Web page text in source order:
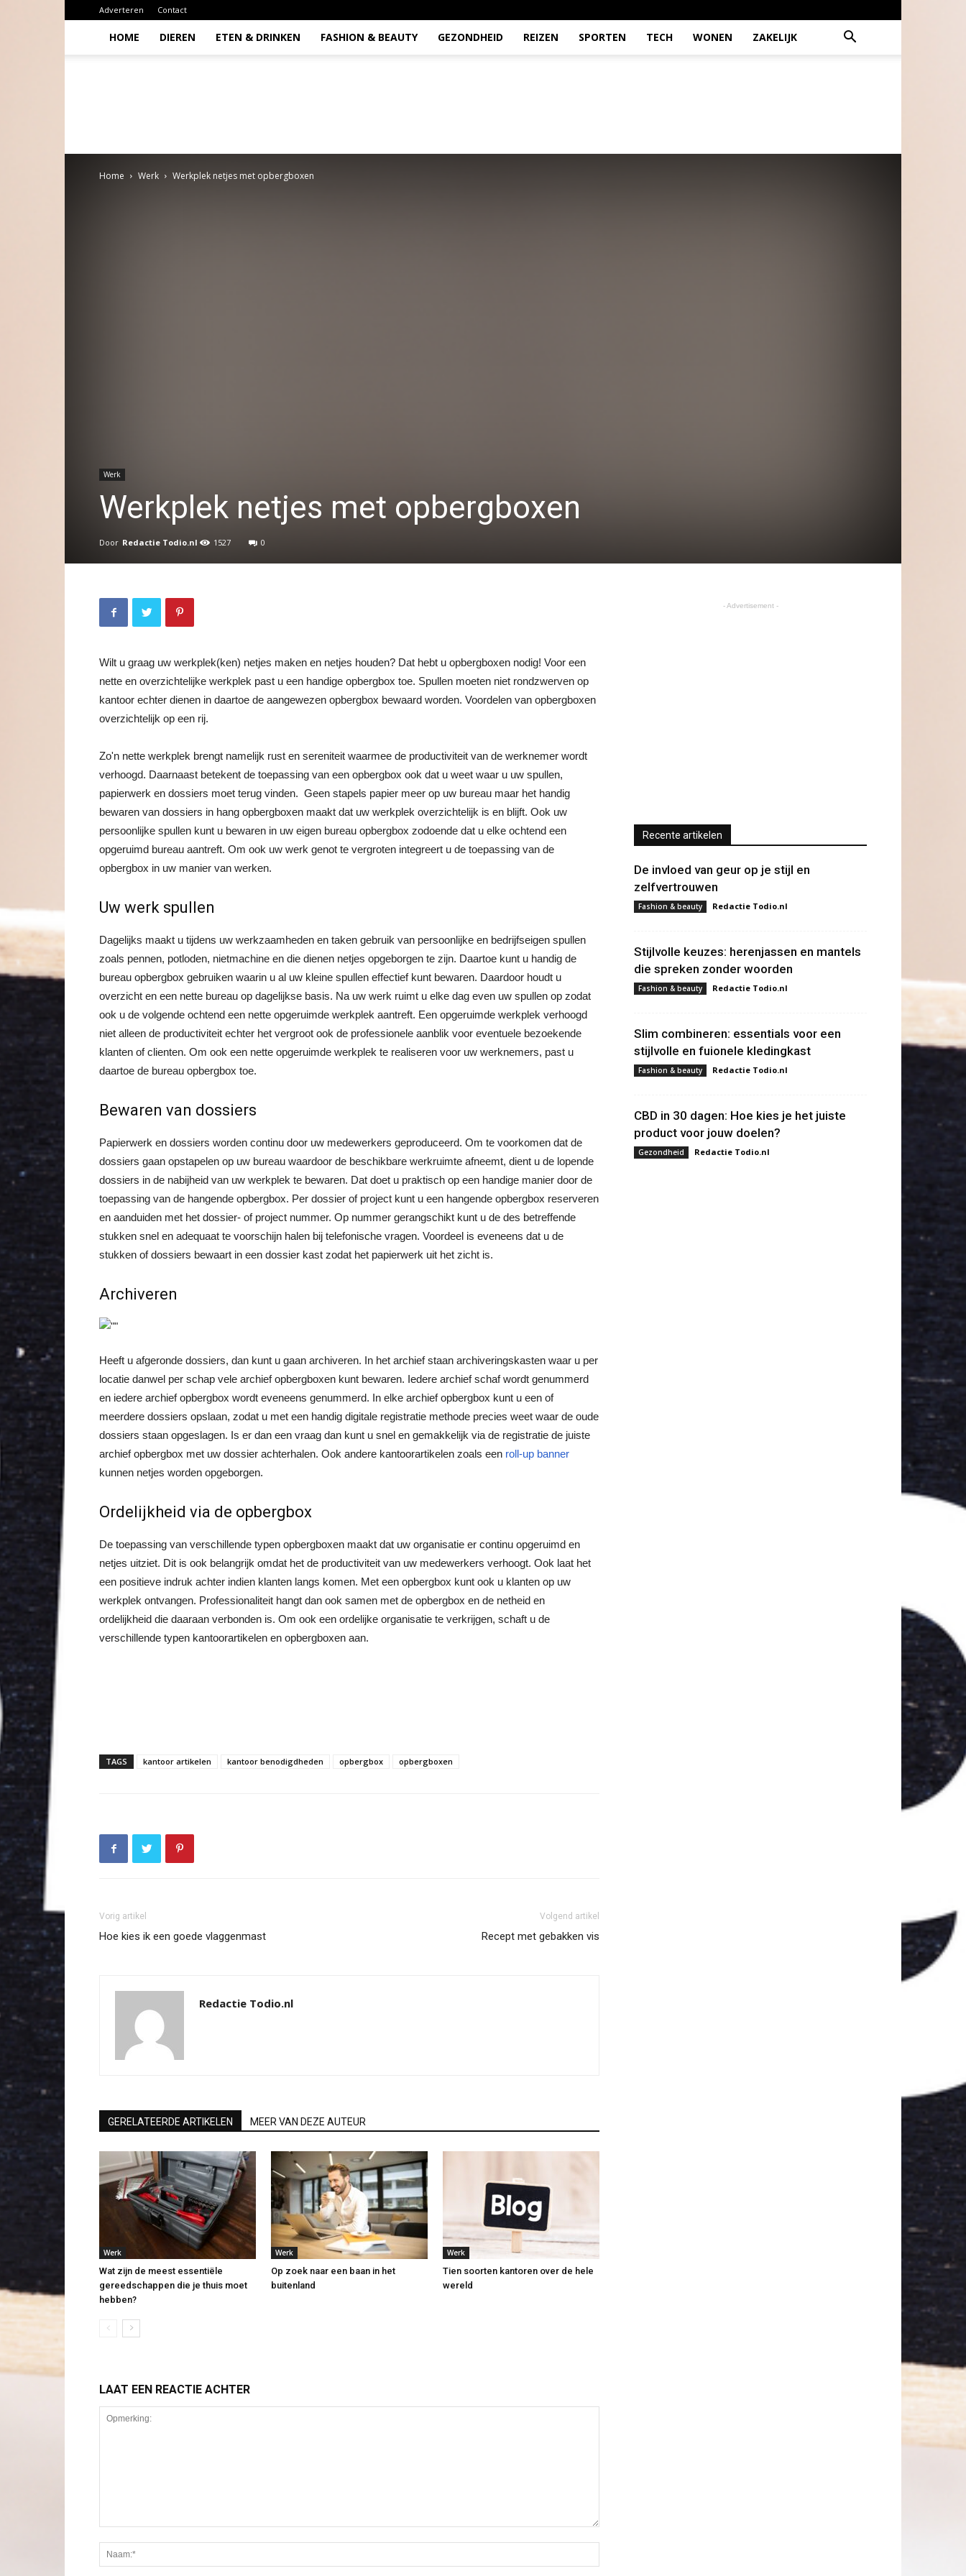
Adverteren Contact
HOME DIEREN ETEN & DRINKEN FASHION & BEAUTY GEZONDHEID REIZEN SPORTEN TECH WONEN ZAKELIJK
Home Werk Werkplek netjes met opbergboxen
Werk
Werkplek netjes met opbergboxen
Door Redactie Todio.nl 1527 0
Wilt u graag uw werkplek(ken) netjes maken en netjes houden? Dat hebt u opbergboxen nodig! Voor een
nette en overzichtelijke werkplek past u een handige opbergbox toe. Spullen moeten niet rondzwerven op
kantoor echter dienen in daartoe de aangewezen opbergbox bewaard worden. Voordelen van opbergboxen
overzichtelijk op een rij.
Zo'n nette werkplek brengt namelijk rust en sereniteit waarmee de productiviteit van de werknemer wordt
verhoogd. Daarnaast betekent de toepassing van een opbergbox ook dat u weet waar u uw spullen,
papierwerk en dossiers moet terug vinden. Geen stapels papier meer op uw bureau maar het handig
bewaren van dossiers in hang opbergboxen maakt dat uw werkplek overzichtelijk is en blijft. Ook uw
persoonlijke spullen kunt u bewaren in uw eigen bureau opbergbox zodoende dat u elke ochtend een
opgeruimd bureau aantreft. Om ook uw werk genot te vergroten integreert u de toepassing van de
opbergbox in uw manier van werken.
Uw werk spullen
Dagelijks maakt u tijdens uw werkzaamheden en taken gebruik van persoonlijke en bedrijfseigen spullen
zoals pennen, potloden, nietmachine en die dienen netjes opgeborgen te zijn. Daartoe kunt u handig de
bureau opbergbox gebruiken waarin u al uw kleine spullen effectief kunt bewaren. Daardoor houdt u
overzicht en een nette bureau op dagelijkse basis. Na uw werk ruimt u elke dag even uw spullen op zodat
ook u de volgende ochtend een nette opgeruimde werkplek aantreft. Een opgeruimde werkplek verhoogd
niet alleen de productiviteit echter het vergroot ook de professionele aanblik voor eventuele bezoekende
klanten of clienten. Om ook een nette opgeruimde werkplek te realiseren voor uw werknemers, past u
daartoe de bureau opbergbox toe.
Bewaren van dossiers
Papierwerk en dossiers worden continu door uw medewerkers geproduceerd. Om te voorkomen dat de
dossiers gaan opstapelen op uw bureau waardoor de beschikbare werkruimte afneemt, dient u de lopende
dossiers in de nabijheid van uw werkplek te bewaren. Dat doet u praktisch op een handige manier door de
toepassing van de hangende opbergbox. Per dossier of project kunt u een hangende opbergbox reserveren
en aanduiden met het dossier- of project nummer. Op nummer gerangschikt kunt u de des betreffende
stukken snel en adequaat te voorschijn halen bij telefonische vragen. Voordeel is eveneens dat u de
stukken of dossiers bewaart in een dossier kast zodat het papierwerk uit het zicht is.
Archiveren
Heeft u afgeronde dossiers, dan kunt u gaan archiveren. In het archief staan archiveringskasten waar u per
locatie danwel per schap vele archief opbergboxen kunt bewaren. Iedere archief schaf wordt genummerd
en iedere archief opbergbox wordt eveneens genummerd. In elke archief opbergbox kunt u een of
meerdere dossiers opslaan, zodat u met een handig digitale registratie methode precies weet waar de oude
dossiers staan opgeslagen. Is er dan een vraag dan kunt u snel en gemakkelijk via de registratie de juiste
archief opbergbox met uw dossier achterhalen. Ook andere kantoorartikelen zoals een roll-up banner
kunnen netjes worden opgeborgen.
Ordelijkheid via de opbergbox
De toepassing van verschillende typen opbergboxen maakt dat uw organisatie er continu opgeruimd en
netjes uitziet. Dit is ook belangrijk omdat het de productiviteit van uw medewerkers verhoogt. Ook laat het
een positieve indruk achter indien klanten langs komen. Met een opbergbox kunt ook u klanten op uw
werkplek ontvangen. Professionaliteit hangt dan ook samen met de opbergbox en de netheid en
ordelijkheid die daaraan verbonden is. Om ook een ordelijke organisatie te verkrijgen, schaft u de
verschillende typen kantoorartikelen en opbergboxen aan.
TAGS kantoor artikelen kantoor benodigdheden opbergbox opbergboxen
Vorig artikel
Hoe kies ik een goede vlaggenmast
Volgend artikel
Recept met gebakken vis
Redactie Todio.nl
GERELATEERDE ARTIKELEN MEER VAN DEZE AUTEUR
Werk
Wat zijn de meest essentiële
gereedschappen die je thuis moet
hebben?
Werk
Op zoek naar een baan in het
buitenland
Werk
Tien soorten kantoren over de hele
wereld
LAAT EEN REACTIE ACHTER
- Advertisement -
Recente artikelen
De invloed van geur op je stijl en
zelfvertrouwen
Fashion & beauty Redactie Todio.nl
Stijlvolle keuzes: herenjassen en mantels
die spreken zonder woorden
Fashion & beauty Redactie Todio.nl
Slim combineren: essentials voor een
stijlvolle en fuionele kledingkast
Fashion & beauty Redactie Todio.nl
CBD in 30 dagen: Hoe kies je het juiste
product voor jouw doelen?
Gezondheid Redactie Todio.nl